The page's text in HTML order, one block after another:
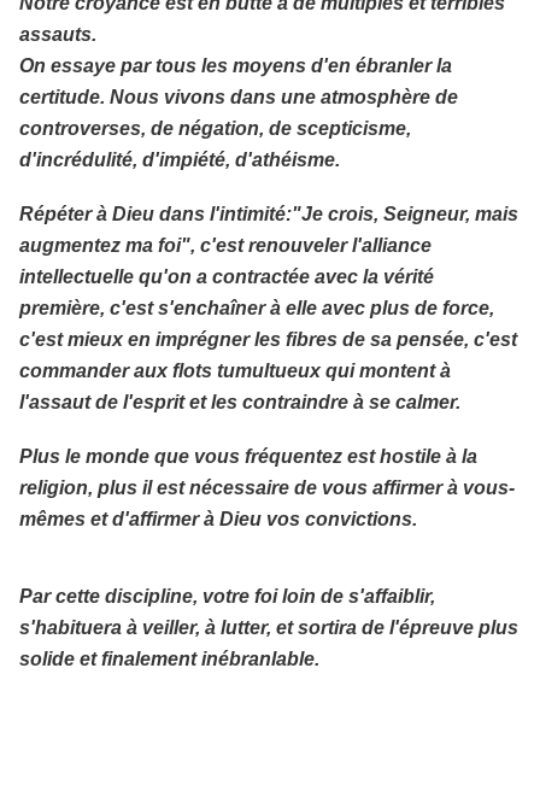
assauts.
On essaye par tous les moyens d'en ébranler la
certitude. Nous vivons dans une atmosphère de
controverses, de négation, de scepticisme,
d'incrédulité, d'impiété, d'athéisme.
Répéter à Dieu dans l'intimité:"Je crois, Seigneur, mais
augmentez ma foi", c'est renouveler l'alliance
intellectuelle qu'on a contractée avec la vérité
première, c'est s'enchaîner à elle avec plus de force,
c'est mieux en imprégner les fibres de sa pensée, c'est
commander aux flots tumultueux qui montent à
l'assaut de l'esprit et les contraindre à se calmer.
Plus le monde que vous fréquentez est hostile à la
religion, plus il est nécessaire de vous affirmer à vous-
mêmes et d'affirmer à Dieu vos convictions.
Par cette discipline, votre foi loin de s'affaiblir,
s'habituera à veiller, à lutter, et sortira de l'épreuve plus
solide et finalement inébranlable.